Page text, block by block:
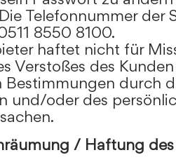
Telefonnummer der
8550 8100.
haftet nicht für
Verstoßes des
Bestimmungen durch
und/oder des
/ Haftung des